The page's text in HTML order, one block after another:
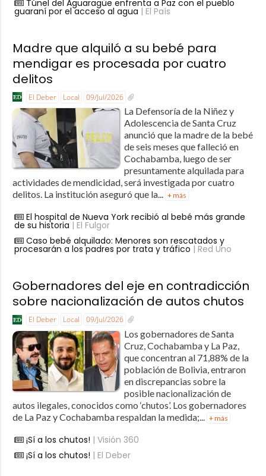
Túnel del Aguaragüe enfrenta a Paz con el pueblo
guaraní por el acceso al agua | El País
Madre que alquiló a su bebé para
mendigar es procesada por cuatro
delitos
El Deber Local 09/Jul/2026
La Defensoría de la Niñez y
Adolescencia de Santa Cruz
anunció que la madre de la bebé
de seis meses que falleció en
Cochabamba, luego de ser
presuntamente alquilada para
actividades de mendicidad, será investigada por cuatro
delitos. La institución aseguró que la... + más
El hospital de Nueva York recibió al bebé más grande
de su historia | El Fulgor
Caso bebé alquilado: Menores son rescatados y
procesarán a los padres por trata y tráfico | Red Uno
Gobernadores del eje en contradicción
sobre nacionalización de autos chutos
El Deber Local 09/Jul/2026
Los gobernadores de Santa
Cruz, Cochabamba y La Paz,
que concentran al 71,88% de la
población de Bolivia, entraron
en discrepancias sobre la
posible nacionalización de
autos ilegales, conocidos como ‘chutos’. Los gobernadores
de La Paz y Cochabamba respaldan la medida;... + más
¡Sí a los chutos! | Visión 360
¡Sí a los chutos! | El Deber